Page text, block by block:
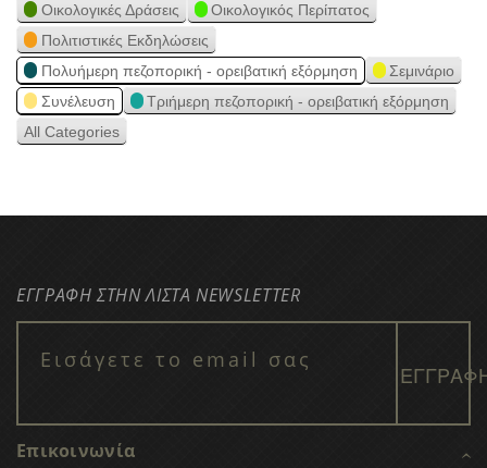
Οικολογικές Δράσεις
Οικολογικός Περίπατος
Πολιτιστικές Εκδηλώσεις
Πολυήμερη πεζοπορική - ορειβατική εξόρμηση
Σεμινάριο
Συνέλευση
Τριήμερη πεζοπορική - ορειβατική εξόρμηση
All Categories
ΕΓΓΡΑΦΗ ΣΤΗΝ ΛΙΣΤΑ NEWSLETTER
Επικοινωνία